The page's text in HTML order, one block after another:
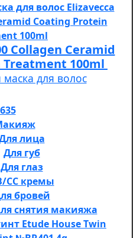
Collagen Ceramid
100ml
для волос
635
лица
Для губ
Для глаз
CC кремы
бровей
снятия макияжа